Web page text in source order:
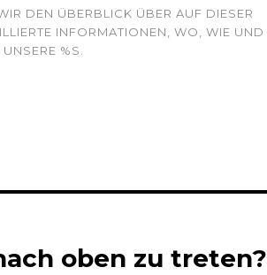
DEN ÜBERBLICK ÜBER AUF DIESER
INFORMATIONEN, WO, WIE UND
%S.
oben zu treten?